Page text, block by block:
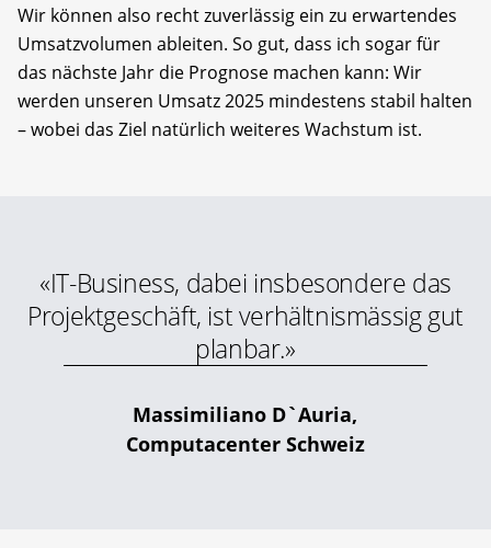
Wir können also recht zuverlässig ein zu erwartendes
Umsatzvolumen ableiten. So gut, dass ich sogar für
das nächste Jahr die Prognose machen kann: Wir
werden unseren Umsatz 2025 mindestens stabil halten
– wobei das Ziel natürlich weiteres Wachstum ist.
«IT-Business, dabei insbesondere das
Projektgeschäft, ist verhältnismässig gut
planbar.»
Massimiliano D`Auria,
Computacenter Schweiz